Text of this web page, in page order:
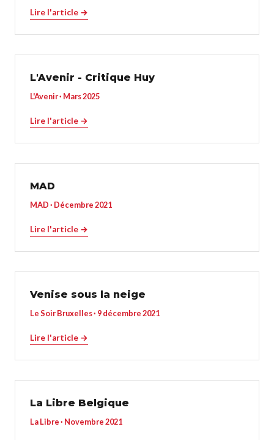
Lire l'article →
L'Avenir - Critique Huy
L'Avenir · Mars 2025
Lire l'article →
MAD
MAD · Décembre 2021
Lire l'article →
Venise sous la neige
Le Soir Bruxelles · 9 décembre 2021
Lire l'article →
La Libre Belgique
La Libre · Novembre 2021